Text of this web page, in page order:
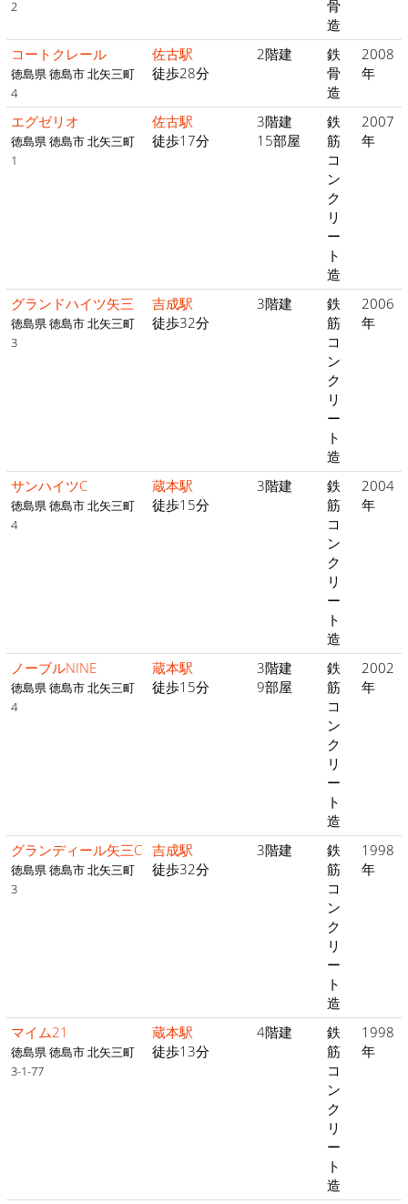
2
骨
造
コートクレール
徳島県 徳島市 北矢三町
4
佐古駅
徒歩28分
2階建
鉄
骨
造
2008
年
エグゼリオ
徳島県 徳島市 北矢三町
1
佐古駅
徒歩17分
3階建
15部屋
鉄
筋
コ
ン
ク
リ
ー
ト
造
2007
年
グランドハイツ矢三
徳島県 徳島市 北矢三町
3
吉成駅
徒歩32分
3階建
鉄
筋
コ
ン
ク
リ
ー
ト
造
2006
年
サンハイツC
徳島県 徳島市 北矢三町
4
蔵本駅
徒歩15分
3階建
鉄
筋
コ
ン
ク
リ
ー
ト
造
2004
年
ノーブルNINE
徳島県 徳島市 北矢三町
4
蔵本駅
徒歩15分
3階建
9部屋
鉄
筋
コ
ン
ク
リ
ー
ト
造
2002
年
グランディール矢三C
徳島県 徳島市 北矢三町
3
吉成駅
徒歩32分
3階建
鉄
筋
コ
ン
ク
リ
ー
ト
造
1998
年
マイム21
徳島県 徳島市 北矢三町
3-1-77
蔵本駅
徒歩13分
4階建
鉄
筋
コ
ン
ク
リ
ー
ト
造
1998
年